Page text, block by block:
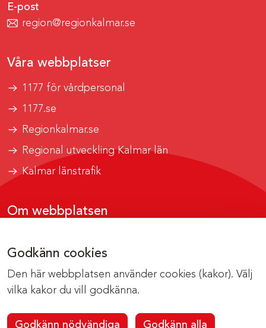
Godkänn cookies
Den här webbplatsen använder cookies (kakor). Välj
vilka kakor du vill godkänna.
Godkänn nödvändiga Godkänn alla
E-post
region@regionkalmar.se
Våra webbplatser
1177 för vårdpersonal
1177.se
Regionkalmar.se
Regional utveckling Kalmar län
Kalmar länstrafik
Om webbplatsen
Om cookies
Kontakta webbredaktionen